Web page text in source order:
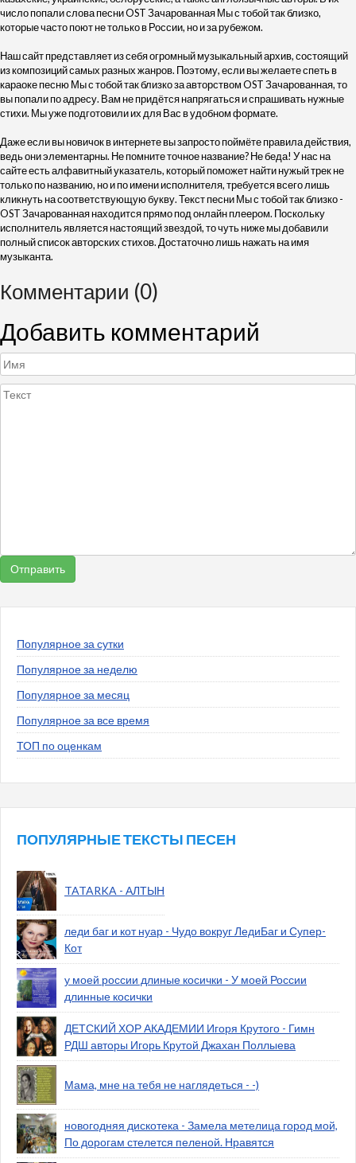
число попали слова песни OST Зачарованная Мы с тобой так близко,
которые часто поют не только в России, но и за рубежом.
Наш сайт представляет из себя огромный музыкальный архив, состоящий
из композиций самых разных жанров. Поэтому, если вы желаете спеть в
караоке песню Мы с тобой так близко за авторством OST Зачарованная, то
вы попали по адресу. Вам не придётся напрягаться и спрашивать нужные
стихи. Мы уже подготовили их для Вас в удобном формате.
Даже если вы новичок в интернете вы запросто поймёте правила действия,
ведь они элементарны. Не помните точное название? Не беда! У нас на
сайте есть алфавитный указатель, который поможет найти нужый трек не
только по названию, но и по имени исполнителя, требуется всего лишь
кликнуть на соответствующую букву. Текст песни Мы с тобой так близко -
OST Зачарованная находится прямо под онлайн плеером. Поскольку
исполнитель является настоящий звездой, то чуть ниже мы добавили
полный список авторских стихов. Достаточно лишь нажать на имя
музыканта.
Комментарии (0)
Добавить комментарий
Популярное за сутки
Популярное за неделю
Популярное за месяц
Популярное за все время
ТОП по оценкам
ПОПУЛЯРНЫЕ ТЕКСТЫ ПЕСЕН
TATARKA - АЛТЫН
леди баг и кот нуар - Чудо вокруг ЛедиБаг и Супер-
Кот
у моей россии длиные косички - У моей России
длинные косички
ДЕТСКИЙ ХОР АКАДЕМИИ Игоря Крутого - Гимн
РДШ авторы Игорь Крутой Джахан Поллыева
Мама, мне на тебя не наглядеться - -)
новогодняя дискотека - Замела метелица город мой,
По дорогам стелется пеленой. Нравятся